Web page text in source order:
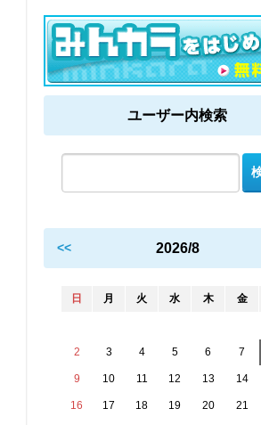
ユーザー内検索
<< 2026/8
日 月 火 水 木 金
2 3 4 5 6 7
9 10 11 12 13 14
16 17 18 19 20 21